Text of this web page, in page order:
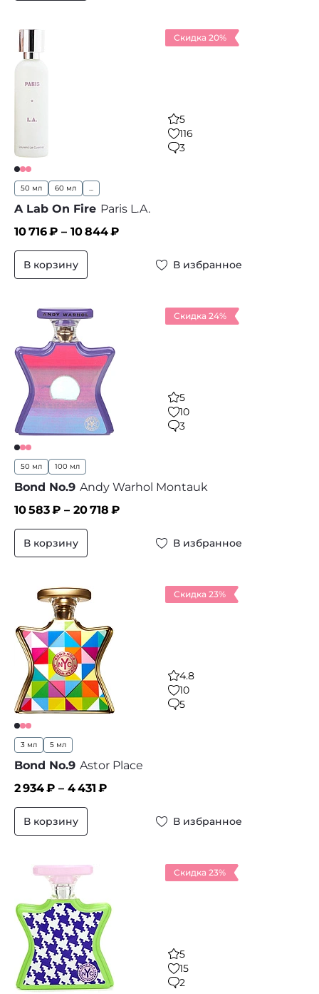
Скидка 20%
5
116
3
50 мл 60 мл ...
A Lab On Fire Paris L.A.
10 716₽ – 10 844₽
В корзину В избранное
Скидка 24%
5
10
3
50 мл 100 мл
Bond No.9 Andy Warhol Montauk
10 583₽ – 20 718 ₽
В корзину В избранное
Скидка 23%
4.8
10
5
3 мл 5 мл
Bond No.9 Astor Place
2 934₽ – 4 431 ₽
В корзину В избранное
Скидка 23%
5
15
2